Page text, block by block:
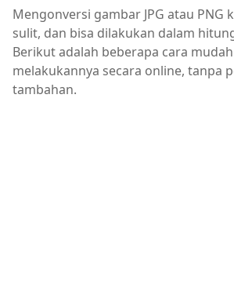
Mengonversi gambar JPG atau PNG
sulit, dan bisa dilakukan dalam
Berikut adalah beberapa cara
melakukannya secara online, tanpa
tambahan.